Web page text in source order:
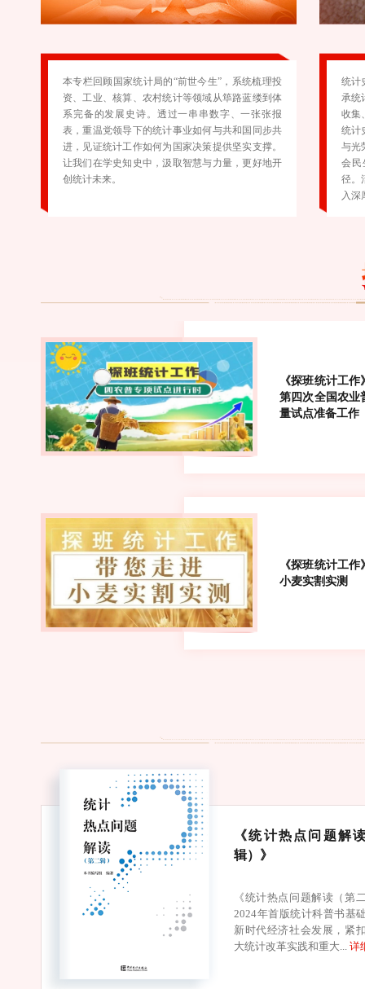
本专栏回顾国家统计局的“前世今生”，系统梳理投
资、工业、核算、农村统计等领域从筚路蓝缕到体
系完备的发展史诗。透过一串串数字、一张张报
表，重温党领导下的统计事业如何与共和国同步共
进，见证统计工作如何为国家决策提供坚实支撑。
让我们在学史知史中，汲取智慧与力量，更好地开
创统计未来。
统计
承统
收集
统计
与光
会民
径。
入深
《探班统计工
第四次全国农业
量试点准备工作
《探班统计工
小麦实割实测
《统计热点问题解
辑）》
《统计热点问题解读（第
2024年首版统计科普书基
新时代经济社会发展，紧
大统计改革实践和重大... 详